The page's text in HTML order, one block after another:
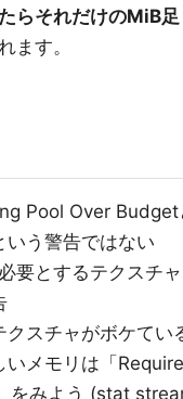
らそれだけのMiB
ます。
Pool Over Budget
いう警告ではない
要とするテクスチ
クスチャがボケてい
いメモリは「
をみよう (stat